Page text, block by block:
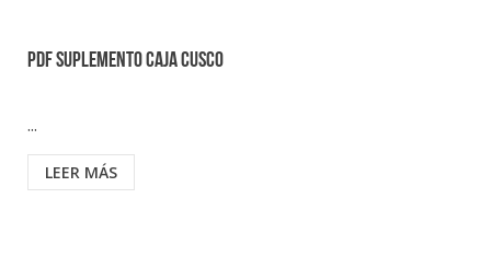
PDF SUPLEMENTO CAJA CUSCO
...
LEER MÁS